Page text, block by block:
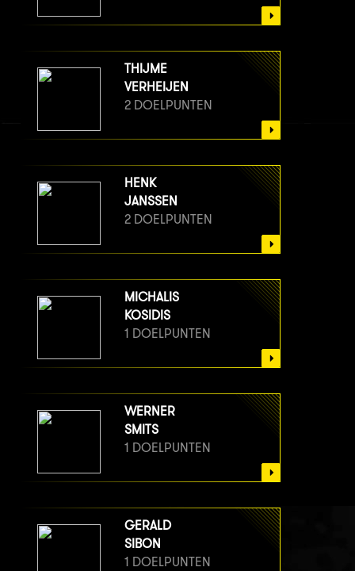
THIJME
VERHEIJEN
2 DOELPUNTEN
HENK
JANSSEN
2 DOELPUNTEN
MICHALIS
KOSIDIS
1 DOELPUNTEN
WERNER
SMITS
1 DOELPUNTEN
GERALD
SIBON
1 DOELPUNTEN